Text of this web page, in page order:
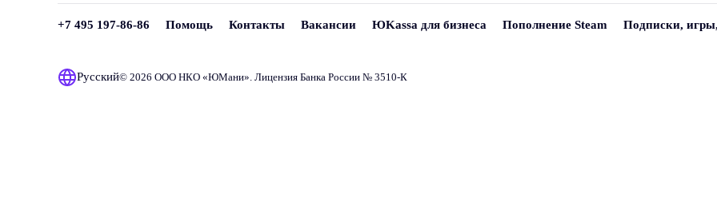
+7 495 197-86-86 Помощь Контакты Вакансии ЮKassa для бизнеса Пополнение Steam Подписки,
Русский© 2026 ООО НКО «ЮМани». Лицензия Банка России № 3510‑К